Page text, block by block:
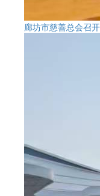
廊坊市慈善总会召